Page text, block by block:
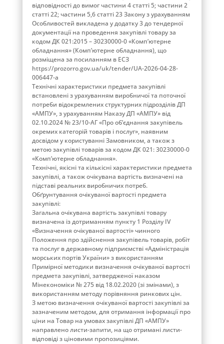
відповідності до вимог частини 4 статті 5; частини 2
статті 22; частини 5,6 статті 23 Закону з урахуванням
Особливостей викладена у додатку 3 до тендерної
документації на проведення закупівлі товару за
кодом ДК 021:2015 – 30230000-0 «Комп’ютерне
обладнання» (Комп’ютерне обладнання), що
розміщена за посиланням в ЕСЗ
https://prozorro.gov.ua/uk/tender/UA-2026-04-28-
006447-a
Технічні характеристики предмета закупівлі
встановлені з урахуванням виробничої та поточної
потреби відокремлених структурних підрозділів ДП
«АМПУ», з урахуванням Наказу ДП «АМПУ» від
02.10.2024 № 23/10-АГ «Про об’єднання закупівель
окремих категорій товарів і послуг», наявним
досвідом у користуванні Замовником, а також з
метою закупівлі товарів за кодом ДК 021: 30230000-0
«Комп’ютерне обладнання».
Технічні, якісні та кількісні характеристики предмета
закупівлі, а також очікувана вартість визначені на
підставі реальних виробничих потреб.
Обґрунтування очікуваної вартості предмета
закупівлі:
Загальна очікувана вартість закупівлі товару
визначена із дотриманням пункту 1 Розділу ІV
«Визначення очікуваної вартості» чинного
Положення про здійснення закупівель товарів, робіт
та послуг в державному підприємстві «Адміністрація
морських портів України» з використанням
Примірної методики визначення очікуваної вартості
предмета закупівлі, затвердженої наказом
Мінекономіки № 275 від 18.02.2020 (зі змінами), з
використанням методу порівняння ринкових цін.
З метою визначення очікуваної вартості закупівлі за
зазначеним методом, для отримання інформації про
ціни на Товар на умовах закупівлі ДП «АМПУ»
направлено листи-запити, на що отримані листи-
відповіді з ціновими пропозиціями.